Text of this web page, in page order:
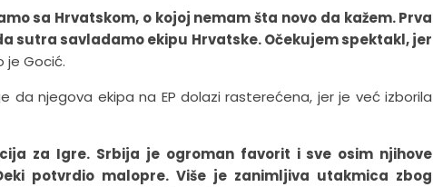
sa Hrvatskom, o kojoj nemam šta novo da kažem. Prva
sutra savladamo ekipu Hrvatske. Očekujem spektakl, jer
je Gocić.
da njegova ekipa na EP dolazi rasterećena, jer je već izborila
za Igre. Srbija je ogroman favorit i sve osim njihove
potvrdio malopre. Više je zanimljiva utakmica zbog